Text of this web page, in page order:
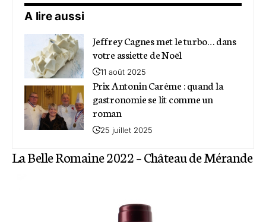
A lire aussi
Jeffrey Cagnes met le turbo… dans
votre assiette de Noël
11 août 2025
Prix Antonin Carême : quand la
gastronomie se lit comme un
roman
25 juillet 2025
La Belle Romaine 2022 – Château de Mérande